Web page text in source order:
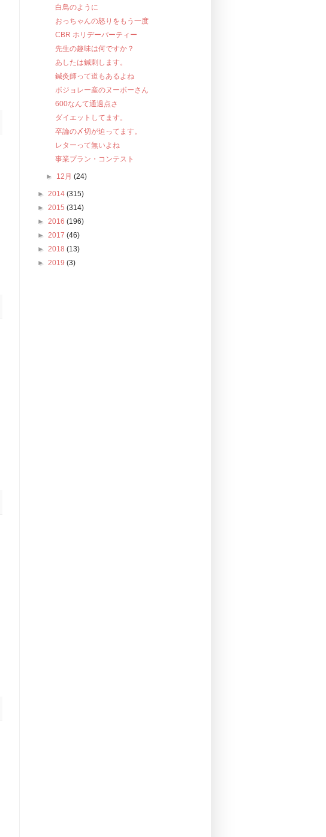
白鳥のように
おっちゃんの怒りをもう一度
CBR ホリデーパーティー
先生の趣味は何ですか？
あしたは鍼刺します。
鍼灸師って道もあるよね
ボジョレー産のヌーボーさん
600なんて通過点さ
ダイエットしてます。
卒論の〆切が迫ってます。
レターって無いよね
事業プラン・コンテスト
► 12月(24)
► 2014 (315)
► 2015 (314)
► 2016 (196)
► 2017 (46)
► 2018 (13)
► 2019 (3)